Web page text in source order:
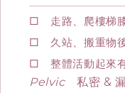
□ 走路、爬樓梯
□ 久站、搬重物
□ 整體活動起來
Pelvic私密 &